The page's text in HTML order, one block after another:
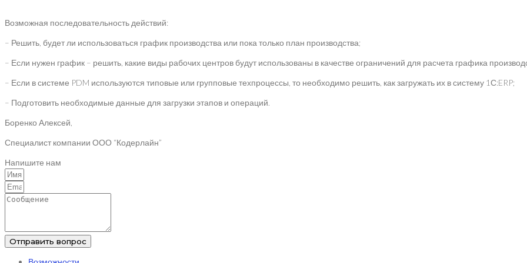
Возможная последовательность действий:
– Решить, будет ли использоваться график производства или пока только план производства;
– Если нужен график – решить, какие виды рабочих центров будут использованы в качестве ограничений для расчета графика
– Если в системе PDM используются типовые или групповые техпроцессы, то необходимо решить, как загружать их в систему 1С:ERP;
– Подготовить необходимые данные для загрузки этапов и операций.
Боренко Алексей,
Специалист компании ООО “Кодерлайн”
Напишите нам
Отправить вопрос